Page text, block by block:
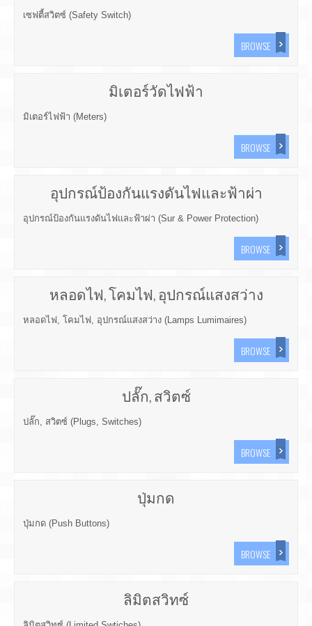
เซฟตี้สวิตซ์ (Safety Switch)
BROWSE
มิเตอร์วัดไฟฟ้า
มิเตอร์ไฟฟ้า (Meters)
BROWSE
อุปกรณ์ป้องกันแรงดันไฟและฟ้าผ่า
อุปกรณ์ป้องกันแรงดันไฟและฟ้าผ่า (Sur & Power Protection)
BROWSE
หลอดไฟ, โคมไฟ, อุปกรณ์แสงสว่าง
หลอดไฟ, โคมไฟ, อุปกรณ์แสงสว่าง (Lamps Lumimaires)
BROWSE
ปลั๊ก, สวิตซ์
ปลั๊ก, สวิตซ์ (Plugs, Switches)
BROWSE
ปุ่มกด
ปุ่มกด (Push Buttons)
BROWSE
ลิมิตสวิทซ์